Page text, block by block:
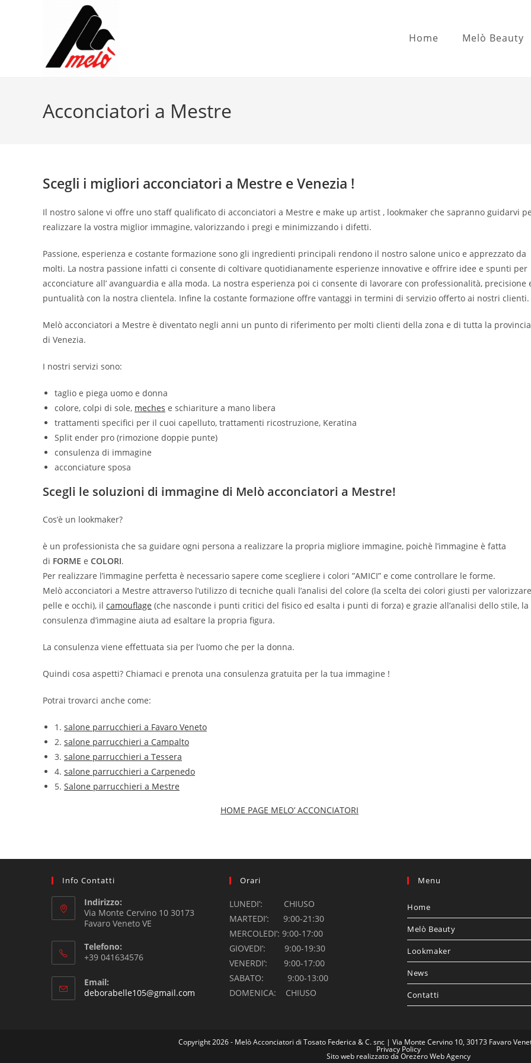
Home Melò Beauty
Acconciatori a Mestre
Scegli i migliori acconciatori a Mestre e Venezia !
Il nostro salone vi offre uno staff qualificato di acconciatori a Mestre e make up artist , lookmaker che sapranno guidarvi
realizzare la vostra miglior immagine, valorizzando i pregi e minimizzando i difetti.
Passione, esperienza e costante formazione sono gli ingredienti principali rendono il nostro salone unico e apprezzato da
molti. La nostra passione infatti ci consente di coltivare quotidianamente esperienze innovative e offrire idee e spunti per
acconciature all’ avanguardia e alla moda. La nostra esperienza poi ci consente di lavorare con professionalità, precisione
puntualità con la nostra clientela. Infine la costante formazione offre vantaggi in termini di servizio offerto ai nostri clienti.
Melò acconciatori a Mestre è diventato negli anni un punto di riferimento per molti clienti della zona e di tutta la provincia
di Venezia.
I nostri servizi sono:
taglio e piega uomo e donna
colore, colpi di sole, meches e schiariture a mano libera
trattamenti specifici per il cuoi capelluto, trattamenti ricostruzione, Keratina
Split ender pro (rimozione doppie punte)
consulenza di immagine
acconciature sposa
Scegli le soluzioni di immagine di Melò acconciatori a Mestre!
Cos’è un lookmaker?
è un professionista che sa guidare ogni persona a realizzare la propria migliore immagine, poichè l’immagine è fatta
di FORME e COLORI.
Per realizzare l’immagine perfetta è necessario sapere come scegliere i colori ”AMICI” e come controllare le forme.
Melò acconciatori a Mestre attraverso l’utilizzo di tecniche quali l’analisi del colore (la scelta dei colori giusti per valorizzare
pelle e occhi), il camouflage (che nasconde i punti critici del fisico ed esalta i punti di forza) e grazie all’analisi dello stile, la
consulenza d’immagine aiuta ad esaltare la propria figura.
La consulenza viene effettuata sia per l’uomo che per la donna.
Quindi cosa aspetti? Chiamaci e prenota una consulenza gratuita per la tua immagine !
Potrai trovarci anche come:
1. salone parrucchieri a Favaro Veneto
2. salone parrucchieri a Campalto
3. salone parrucchieri a Tessera
4. salone parrucchieri a Carpenedo
5. Salone parrucchieri a Mestre
HOME PAGE MELO’ ACCONCIATORI
Info Contatti
Indirizzo:
Via Monte Cervino 10 30173
Favaro Veneto VE
Telefono:
+39 041634576
Email:
deborabelle105@gmail.com
Orari
LUNEDI’: CHIUSO
MARTEDI’: 9:00-21:30
MERCOLEDI’: 9:00-17:00
GIOVEDI’: 9:00-19:30
VENERDI’: 9:00-17:00
SABATO: 9:00-13:00
DOMENICA: CHIUSO
Menu
Home
Melò Beauty
Lookmaker
News
Contatti
Copyright 2026 - Melò Acconciatori di Tosato Federica & C. snc | Via Monte Cervino 10, 30173 Favaro
Privacy Policy
Sito web realizzato da Orezero Web Agency